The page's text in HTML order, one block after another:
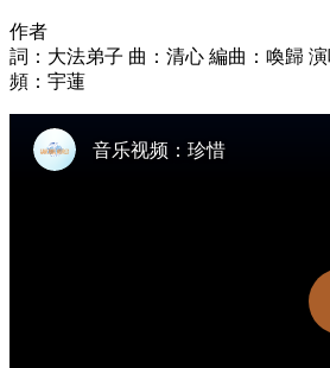
作者
詞：大法弟子 曲：清心 編曲：喚歸
頻：宇蓮